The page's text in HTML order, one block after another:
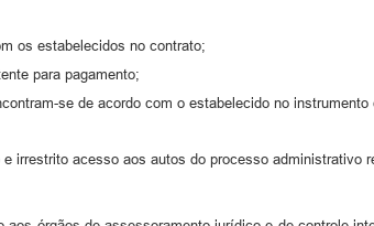
os estabelecidos no contrato;
para pagamento;
se de acordo com o estabelecido no instrumento
irrestrito acesso aos autos do processo administrativo